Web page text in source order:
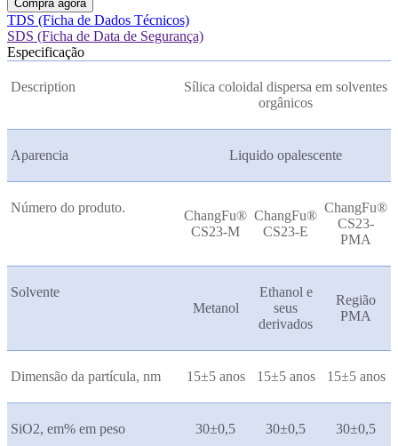
Compra agora
TDS (Ficha de Dados Técnicos)
SDS (Ficha de Data de Segurança)
Especificação
Description
Sílica coloidal dispersa em solventes
orgânicos
Aparencia Liquido opalescente
Número do produto.
ChangFu®
CS23-M
ChangFu®
CS23-E
ChangFu®
CS23-
PMA
Solvente
Metanol
Ethanol e
seus
derivados
Região
PMA
Dimensão da partícula, nm 15±5 anos 15±5 anos 15±5 anos
SiO2, em% em peso 30±0,5 30±0,5 30±0,5